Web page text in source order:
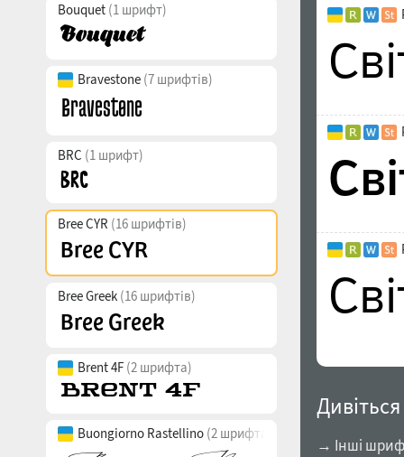
Bouquet (1 шрифт)
Bravestone (7 шрифтів)
BRC (1 шрифт)
Bree CYR (16 шрифтів)
Bree Greek (16 шрифтів)
Brent 4F (2 шрифта)
Buongiorno Rastellino (2 шрифта)
→ Інші